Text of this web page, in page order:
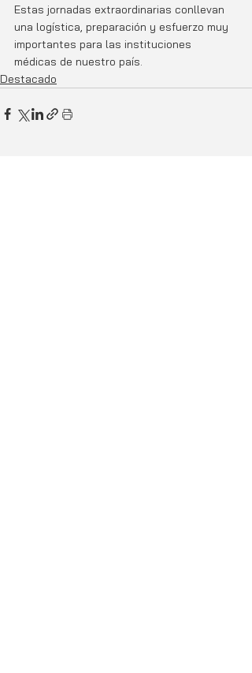
Estas jornadas extraordinarias conllevan
una logística, preparación y esfuerzo muy
importantes para las instituciones
médicas de nuestro país.
Destacado